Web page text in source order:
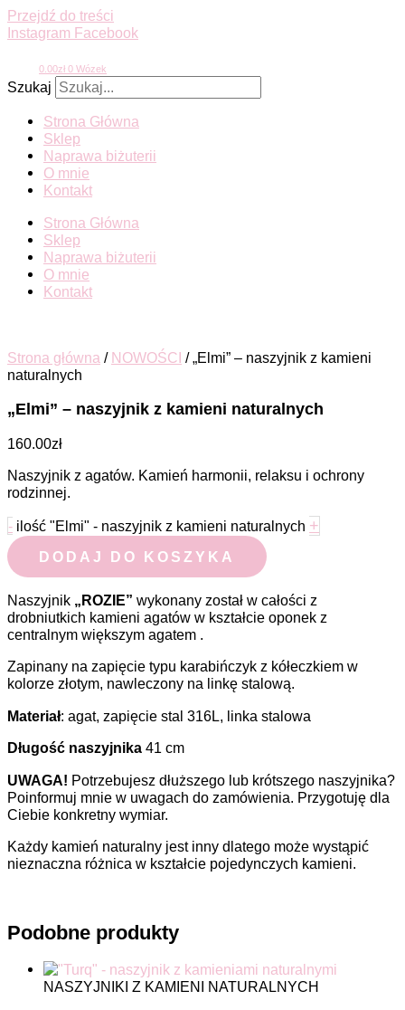
Przejdź do treści
Instagram Facebook
0.00zł 0 Wózek
Szukaj
Strona Główna
Sklep
Naprawa biżuterii
O mnie
Kontakt
Strona Główna
Sklep
Naprawa biżuterii
O mnie
Kontakt
Strona główna / NOWOŚCI / „Elmi” – naszyjnik z kamieni
naturalnych
„Elmi” – naszyjnik z kamieni naturalnych
160.00zł
Naszyjnik z agatów. Kamień harmonii, relaksu i ochrony
rodzinnej.
- ilość "Elmi" - naszyjnik z kamieni naturalnych +
DODAJ DO KOSZYKA
Naszyjnik „ROZIE” wykonany został w całości z
drobniutkich kamieni agatów w kształcie oponek z
centralnym większym agatem .
Zapinany na zapięcie typu karabińczyk z kółeczkiem w
kolorze złotym, nawleczony na linkę stalową.
Materiał: agat, zapięcie stal 316L, linka stalowa
Długość naszyjnika 41 cm
UWAGA! Potrzebujesz dłuższego lub krótszego naszyjnika?
Poinformuj mnie w uwagach do zamówienia. Przygotuję dla
Ciebie konkretny wymiar.
Każdy kamień naturalny jest inny dlatego może wystąpić
nieznaczna różnica w kształcie pojedynczych kamieni.
Podobne produkty
NASZYJNIKI Z KAMIENI NATURALNYCH